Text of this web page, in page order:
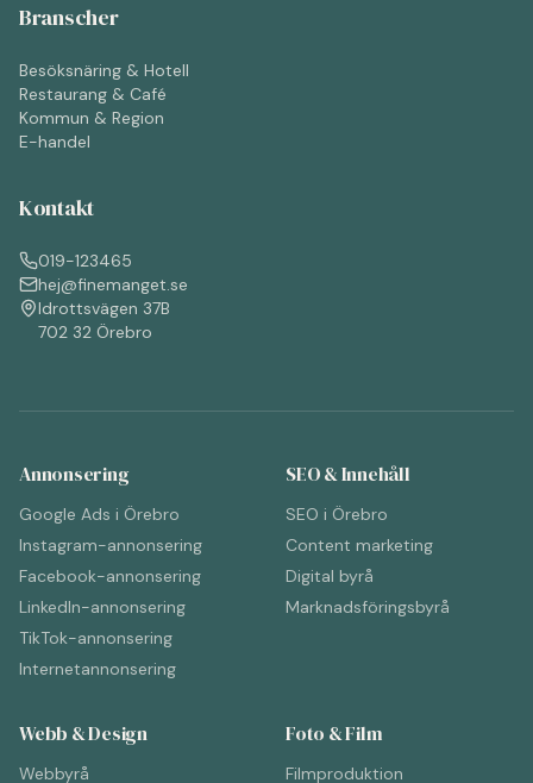
Branscher
Besöksnäring & Hotell
Restaurang & Café
Kommun & Region
E-handel
Kontakt
019-123465
hej@finemanget.se
Idrottsvägen 37B
702 32 Örebro
Annonsering
Google Ads i Örebro
Instagram-annonsering
Facebook-annonsering
LinkedIn-annonsering
TikTok-annonsering
Internetannonsering
SEO & Innehåll
SEO i Örebro
Content marketing
Digital byrå
Marknadsföringsbyrå
Webb & Design
Webbyrå
Foto & Film
Filmproduktion